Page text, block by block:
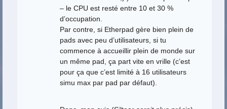
– le CPU est resté entre 10 et 30 %
d’occupation.
Par contre, si Etherpad gère bien plein de
pads avec peu d’utilisateurs, si tu
commence à accueillir plein de monde sur
un même pad, ça part vite en vrille (c’est
pour ça que c’est limité à 16 utilisateurs
simu max par pad par défaut).